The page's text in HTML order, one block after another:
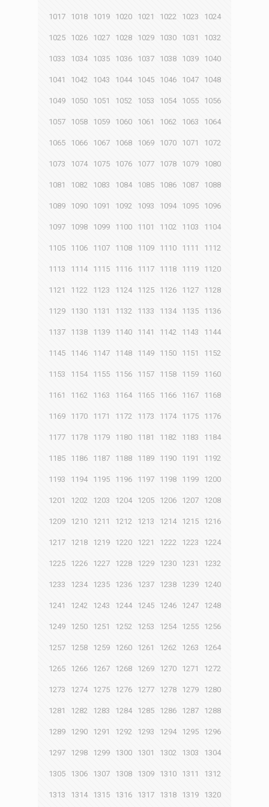
1017 1018 1019 1020 1021 1022 1023 1024
1025 1026 1027 1028 1029 1030 1031 1032
1033 1034 1035 1036 1037 1038 1039 1040
1041 1042 1043 1044 1045 1046 1047 1048
1049 1050 1051 1052 1053 1054 1055 1056
1057 1058 1059 1060 1061 1062 1063 1064
1065 1066 1067 1068 1069 1070 1071 1072
1073 1074 1075 1076 1077 1078 1079 1080
1081 1082 1083 1084 1085 1086 1087 1088
1089 1090 1091 1092 1093 1094 1095 1096
1097 1098 1099 1100 1101 1102 1103 1104
1105 1106 1107 1108 1109 1110 1111 1112
1113 1114 1115 1116 1117 1118 1119 1120
1121 1122 1123 1124 1125 1126 1127 1128
1129 1130 1131 1132 1133 1134 1135 1136
1137 1138 1139 1140 1141 1142 1143 1144
1145 1146 1147 1148 1149 1150 1151 1152
1153 1154 1155 1156 1157 1158 1159 1160
1161 1162 1163 1164 1165 1166 1167 1168
1169 1170 1171 1172 1173 1174 1175 1176
1177 1178 1179 1180 1181 1182 1183 1184
1185 1186 1187 1188 1189 1190 1191 1192
1193 1194 1195 1196 1197 1198 1199 1200
1201 1202 1203 1204 1205 1206 1207 1208
1209 1210 1211 1212 1213 1214 1215 1216
1217 1218 1219 1220 1221 1222 1223 1224
1225 1226 1227 1228 1229 1230 1231 1232
1233 1234 1235 1236 1237 1238 1239 1240
1241 1242 1243 1244 1245 1246 1247 1248
1249 1250 1251 1252 1253 1254 1255 1256
1257 1258 1259 1260 1261 1262 1263 1264
1265 1266 1267 1268 1269 1270 1271 1272
1273 1274 1275 1276 1277 1278 1279 1280
1281 1282 1283 1284 1285 1286 1287 1288
1289 1290 1291 1292 1293 1294 1295 1296
1297 1298 1299 1300 1301 1302 1303 1304
1305 1306 1307 1308 1309 1310 1311 1312
1313 1314 1315 1316 1317 1318 1319 1320